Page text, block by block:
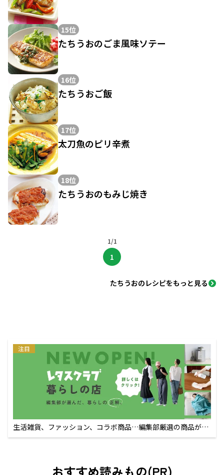
15位
たちうおのごま風味ソテー
16位
たちうおご飯
17位
太刀魚のピリ辛煮
18位
たちうおのもみじ焼き
1/1
1
たちうおのレシピをもっと見る
注目
生活雑貨、ファッション、コラボ商品…編集部厳選の商品が買
えるECサイト
おすすめ読みもの(PR)